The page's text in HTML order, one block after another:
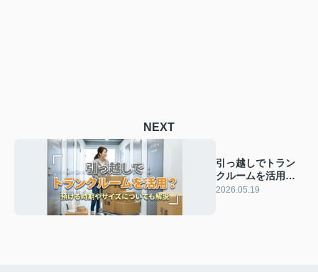
NEXT
引っ越しでトラン
クルームを活用？
預ける時期やサイ
2026.05.19